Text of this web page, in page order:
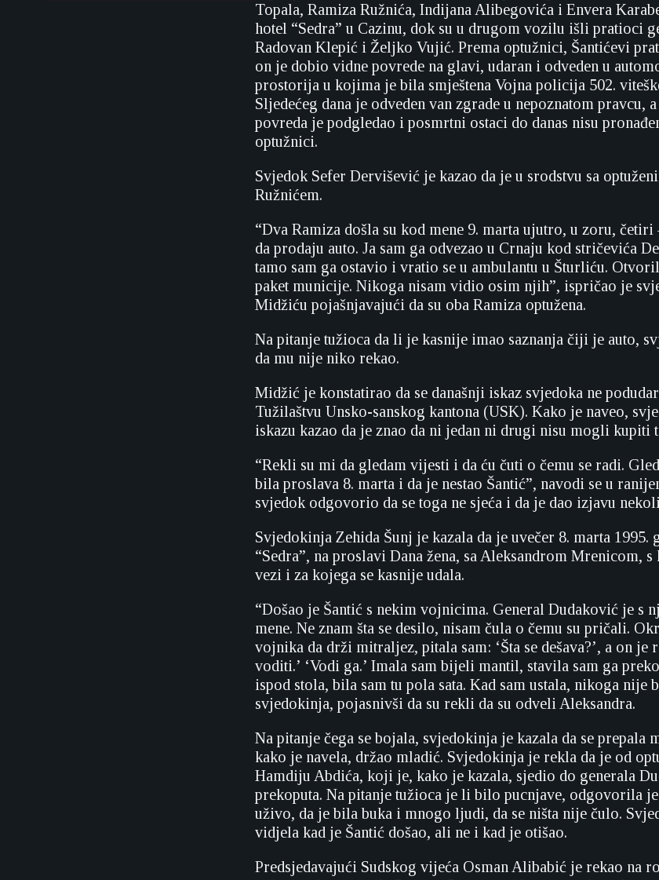
Topala, Ramiza Ružnića, Indijana Alibegovića i Envera
hotel “Sedra” u Cazinu, dok su u drugom vozilu išli pratioci
Radovan Klepić i Željko Vujić. Prema optužnici, Šantićevi
on je dobio vidne povrede na glavi, udaran i odveden u
prostorija u kojima je bila smještena Vojna policija 502.
Sljedećeg dana je odveden van zgrade u nepoznatom pravcu,
povreda je podgledao i posmrtni ostaci do danas nisu
optužnici.
Svjedok Sefer Dervišević je kazao da je u srodstvu sa
Ružnićem.
“Dva Ramiza došla su kod mene 9. marta ujutro, u zoru,
da prodaju auto. Ja sam ga odvezao u Crnaju kod stričevića
tamo sam ga ostavio i vratio se u ambulantu u Šturliću.
paket municije. Nikoga nisam vidio osim njih”, ispričao je
Midžiću pojašnjavajući da su oba Ramiza optužena.
Na pitanje tužioca da li je kasnije imao saznanja čiji je auto,
da mu nije niko rekao.
Midžić je konstatirao da se današnji iskaz svjedoka ne
Tužilaštvu Unsko-sanskog kantona (USK). Kako je naveo,
iskazu kazao da je znao da ni jedan ni drugi nisu mogli kupiti
“Rekli su mi da gledam vijesti i da ću čuti o čemu se radi.
bila proslava 8. marta i da je nestao Šantić”, navodi se u
svjedok odgovorio da se toga ne sjeća i da je dao izjavu
Svjedokinja Zehida Šunj je kazala da je uvečer 8. marta 1995.
“Sedra”, na proslavi Dana žena, sa Aleksandrom Mrenicom,
vezi i za kojega se kasnije udala.
“Došao je Šantić s nekim vojnicima. General Dudaković je s
mene. Ne znam šta se desilo, nisam čula o čemu su pričali.
vojnika da drži mitraljez, pitala sam: ‘Šta se dešava?’, a on je
voditi.’ ‘Vodi ga.’ Imala sam bijeli mantil, stavila sam ga
ispod stola, bila sam tu pola sata. Kad sam ustala, nikoga nije
svjedokinja, pojasnivši da su rekli da su odveli Aleksandra.
Na pitanje čega se bojala, svjedokinja je kazala da se prepala
kako je navela, držao mladić. Svjedokinja je rekla da je od
Hamdiju Abdića, koji je, kako je kazala, sjedio do generala
prekoputa. Na pitanje tužioca je li bilo pucnjave, odgovorila
uživo, da je bila buka i mnogo ljudi, da se ništa nije čulo.
vidjela kad je Šantić došao, ali ne i kad je otišao.
Predsjedavajući Sudskog vijeća Osman Alibabić je rekao na